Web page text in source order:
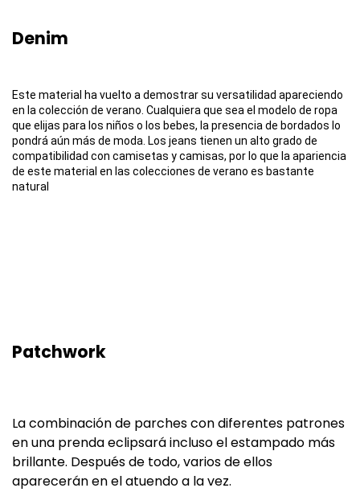
Denim
Este material ha vuelto a demostrar su versatilidad apareciendo
en la colección de verano. Cualquiera que sea el modelo de ropa
que elijas para los niños o los bebes, la presencia de bordados lo
pondrá aún más de moda. Los jeans tienen un alto grado de
compatibilidad con camisetas y camisas, por lo que la apariencia
de este material en las colecciones de verano es bastante
natural
Patchwork
La combinación de parches con diferentes patrones
en una prenda eclipsará incluso el estampado más
brillante. Después de todo, varios de ellos
aparecerán en el atuendo a la vez.